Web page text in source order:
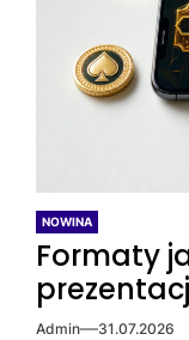
NOWINA
Formaty
Admin 31.07.2026